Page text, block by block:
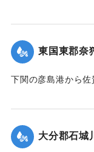
｜固有コード:
東国東郡奈
下関の彦島港から
江村の漁業組合の2
7人選抜し現場へ急
【出典：大分新聞
大分郡石城